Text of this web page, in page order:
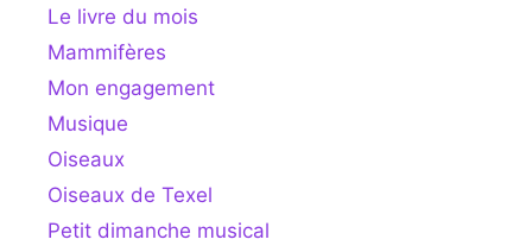
Le livre du mois
Mammifères
Mon engagement
Musique
Oiseaux
Oiseaux de Texel
Petit dimanche musical